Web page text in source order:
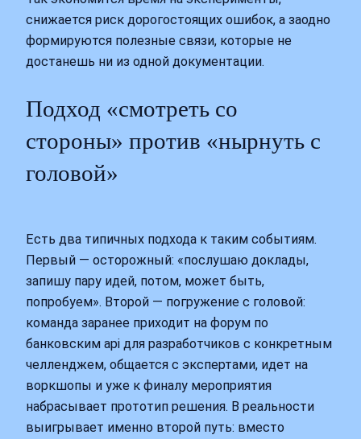
снижается риск дорогостоящих ошибок, а заодно
формируются полезные связи, которые не
достанешь ни из одной документации.
Подход «смотреть со
стороны» против «нырнуть с
головой»
Есть два типичных подхода к таким событиям.
Первый — осторожный: «послушаю доклады,
запишу пару идей, потом, может быть,
попробуем». Второй — погружение с головой:
команда заранее приходит на форум по
банковским api для разработчиков с конкретным
челленджем, общается с экспертами, идет на
воркшопы и уже к финалу мероприятия
набрасывает прототип решения. В реальности
выигрывает именно второй путь: вместо